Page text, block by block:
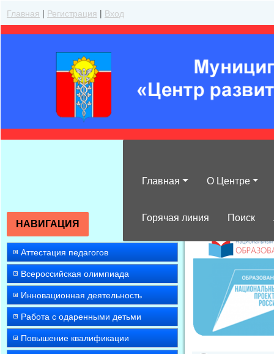
Главная | Регистрация | Вход
Главная О Центре
Горячая линия Поиск
НАВИГАЦИЯ
Аттестация педагогов
Всероссийская олимпиада
Инновационная деятельность
Работа с одаренными детьми
Повышение квалификации